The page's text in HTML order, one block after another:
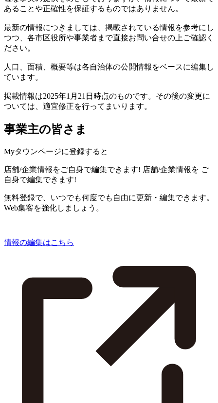
あることや正確性を保証するものではありません。
最新の情報につきましては、掲載されている情報を参考にし
つつ、各市区役所や事業者まで直接お問い合せの上ご確認く
ださい。
人口、面積、概要等は各自治体の公開情報をベースに編集し
ています。
掲載情報は2025年1月21日時点のものです。その後の変更に
ついては、適宜修正を行ってまいります。
事業主の皆さま
Myタウンページに登録すると
店舗/企業情報をご自身で編集できます! 店舗/企業情報を ご
自身で編集できます!
無料登録で、いつでも何度でも自由に更新・編集できます。
Web集客を強化しましょう。
情報の編集はこちら